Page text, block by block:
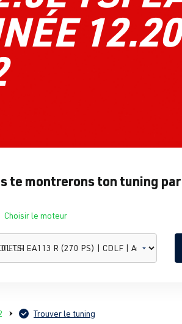
te montrerons ton tuning
Choisir le moteur
Trouver le tuning